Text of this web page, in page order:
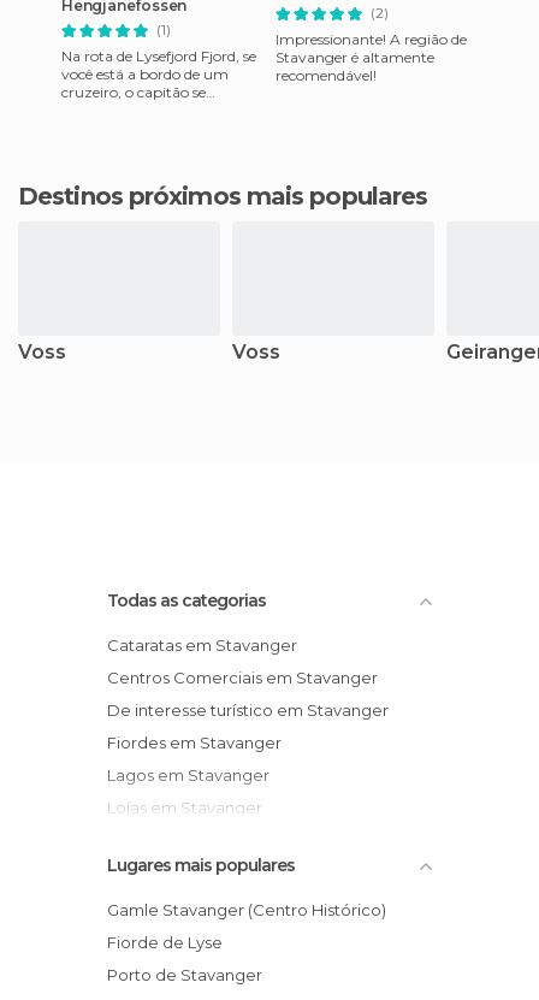
Hengjanefossen
(1)
Na rota de Lysefjord Fjord, se
você está a bordo de um
cruzeiro, o capitão se
(2)
Impressionante! A região de
Stavanger é altamente
recomendável!
Destinos próximos mais populares
Voss Voss
Todas as categorias
Cataratas em Stavanger
Centros Comerciais em Stavanger
De interesse turístico em Stavanger
Fiordes em Stavanger
Lagos em Stavanger
Lojas em Stavanger
Lugares mais populares
Gamle Stavanger (Centro Histórico)
Fiorde de Lyse
Porto de Stavanger